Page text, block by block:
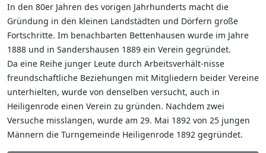
In den 80er Jahren des vorigen Jahrhunderts macht die
Gründung in den kleinen Landstädten und Dörfern große
Fortschritte. Im benachbarten Bettenhausen wurde im Jahre
1888 und in Sandershausen 1889 ein Verein gegründet.
Da eine Reihe junger Leute durch Arbeitsverhält-nisse
freundschaftliche Beziehungen mit Mitgliedern beider Vereine
unterhielten, wurde von denselben versucht, auch in
Heiligenrode einen Verein zu gründen. Nachdem zwei
Versuche misslangen, wurde am 29. Mai 1892 von 25 jungen
Männern die Turngemeinde Heiligenrode 1892 gegründet.